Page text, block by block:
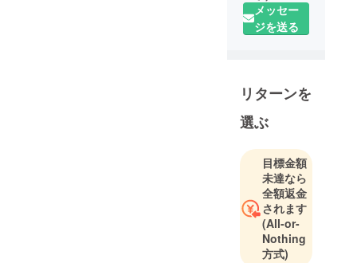
メッセー
ジを送る
リターンを
選ぶ
目標金額
未達なら
全額返金
されます
(All-or-
Nothing
方式)